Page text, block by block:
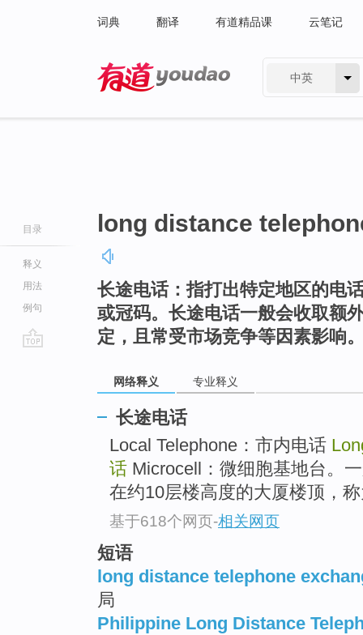
词典 翻译 有道精品课 云笔记
中英
目录
释义
用法
例句
long distance
长途电话：指打出特定地区的电
或冠码。长途电话一般会收取额
定，且常受市场竞争等因素影响
网络释义 专业释义
长途电话
Local Telephone：市内电话
话 Microcell：微细胞基地台。
在约10层楼高度的大厦楼顶，
基于618个网页-相关网页
短语
long distance telephone
局
Philippine Long Distance